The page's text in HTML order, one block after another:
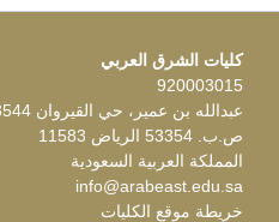
كليات الشرق العربي
920003015
عبدالله بن عمير، حي القيروان 13544-6394
ص.ب. 53354 الرياض 11583
المملكة العربية السعودية
info@arabeast.edu.sa
خريطة موقع الكليات